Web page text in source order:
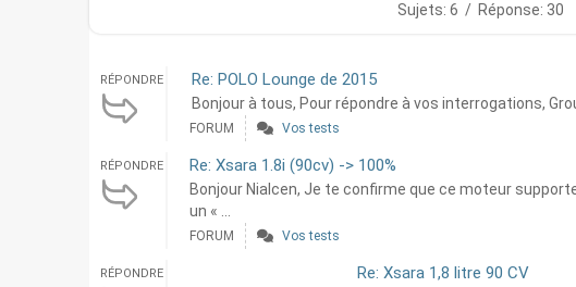
Sujets: 6 / Réponse: 30
RÉPONDRE Re: POLO Lounge de 2015
Bonjour à tous, Pour répondre à vos interrogations,
FORUM Vos tests
RÉPONDRE Re: Xsara 1.8i (90cv) -> 100%
Bonjour Nialcen, Je te confirme que ce moteur
un « ...
FORUM Vos tests
RÉPONDRE Re: Xsara 1,8 litre 90 CV